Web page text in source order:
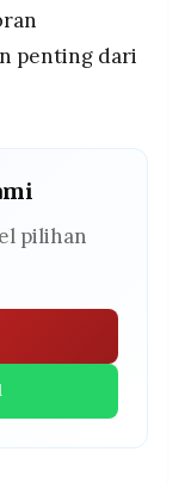
penting dari
pilihan